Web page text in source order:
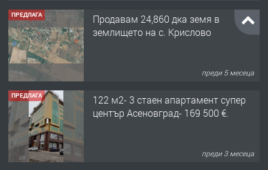
ПРЕДЛАГА
Продавам 24,860 дка земя в
землището на с. Крислово
преди 5 месеца
ПРЕДЛАГА
122 м2- 3 стаен апартамент супер
център Асеновград- 169 500 €.
преди 3 месеца